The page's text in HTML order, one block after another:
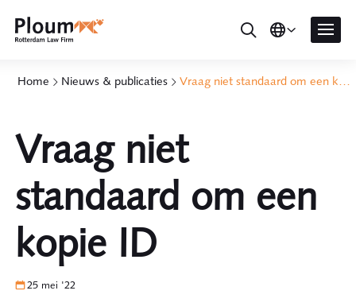
Home Nieuws & publicaties Vraag niet standaard om een kopie ID
Vraag niet
standaard om een
kopie ID
25 mei '22